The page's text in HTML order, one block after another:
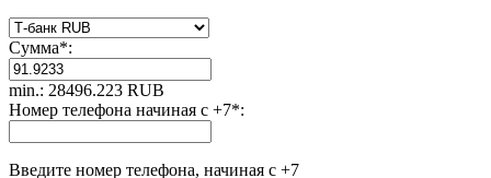
Сумма*:
min.: 28496.223 RUB
Номер телефона начиная с +7*:
Введите номер телефона, начиная с +7